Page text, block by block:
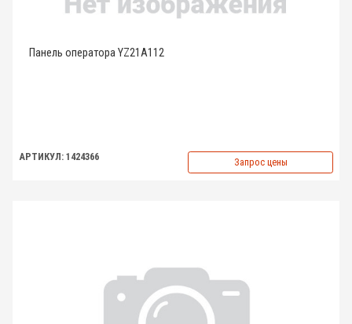
Панель оператора YZ21A112
АРТИКУЛ: 1424366 Запрос цены